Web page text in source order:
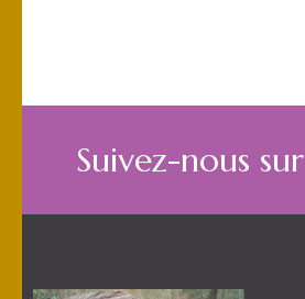
Suivez-nous sur